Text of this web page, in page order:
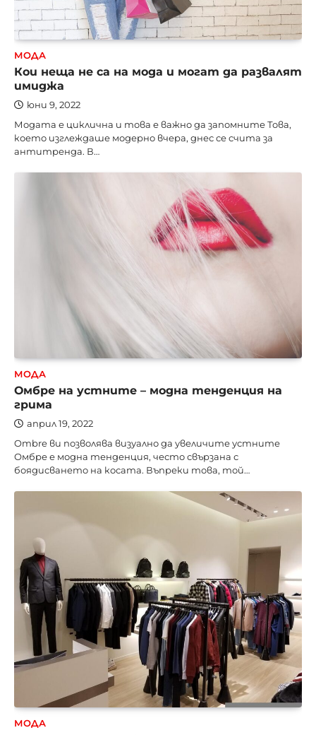
МОДА
Кои неща не са на мода и могат да развалят
имиджа
юни 9, 2022
Модата е циклична и това е важно да запомните Това,
което изглеждаше модерно вчера, днес се счита за
антитренда. В…
МОДА
Омбре на устните – модна тенденция на
грима
април 19, 2022
Ombre ви позволява визуално да увеличите устните
Омбре е модна тенденция, често свързана с
боядисването на косата. Въпреки това, той…
МОДА